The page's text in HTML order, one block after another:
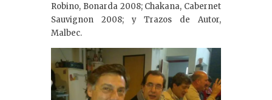
Robino, Bonarda 2008; Chakana, Cabernet
Sauvignon 2008; y Trazos de Autor,
Malbec.